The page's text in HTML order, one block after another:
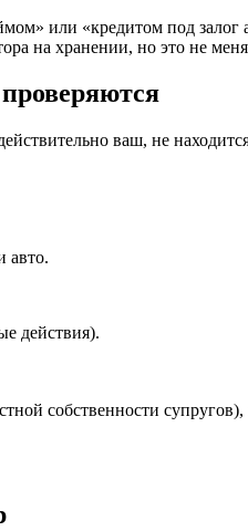
или «кредитом под залог
на хранении, но это не
ваш, не
авто.
действия).
собственности